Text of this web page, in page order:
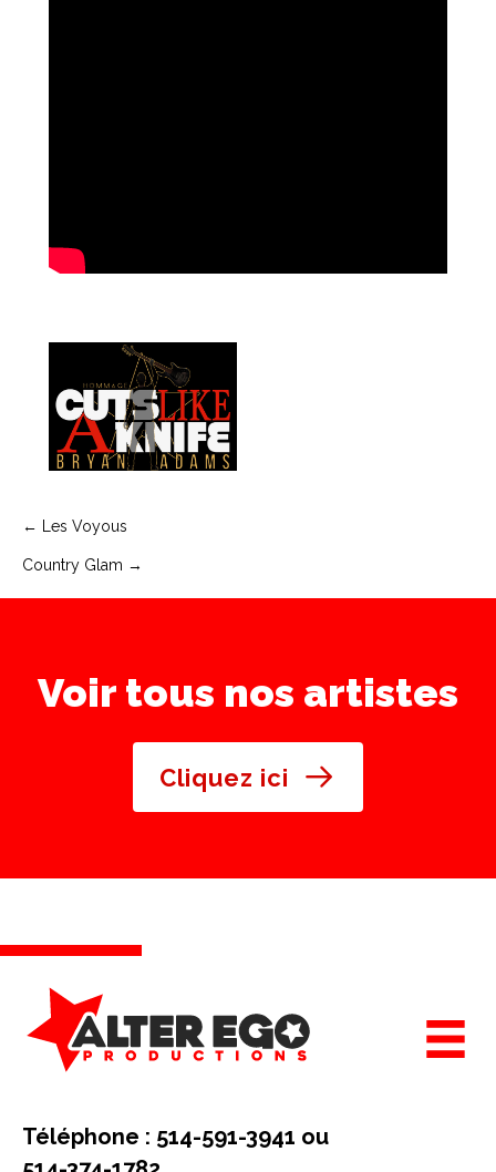
Navigation
de
← Les Voyous
Country Glam →
Voir tous nos artistes
Cliquez ici
Téléphone : 514-591-3941 ou